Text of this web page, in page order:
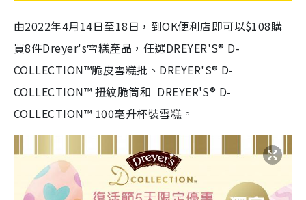
由2022年4月14日至18日，到OK便利店即可以$108購
買8件Dreyer's雪糕產品，任選DREYER'S® D-
COLLECTION™脆皮雪糕批、DREYER'S® D-
COLLECTION™ 扭紋脆筒和 DREYER'S® D-
COLLECTION™ 100毫升杯裝雪糕。